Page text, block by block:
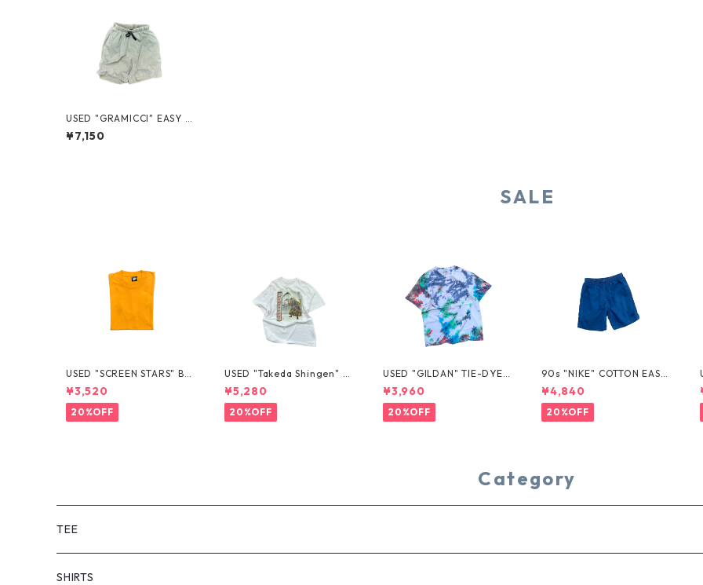
USED "GRAMICCI" EASY N
YLON SHORTS
¥7,150
SALE
USED "SCREEN STARS" BL
ANK TEE
¥3,520
20%OFF
USED "Takeda Shingen" T
EE
¥5,280
20%OFF
USED "GILDAN" TIE-DYE T
EE
¥3,960
20%OFF
90s "NIKE" COTTON EASY
SHORTS
¥4,840
20%OFF
Category
TEE
SHORT SLEEVE
SHIRTS